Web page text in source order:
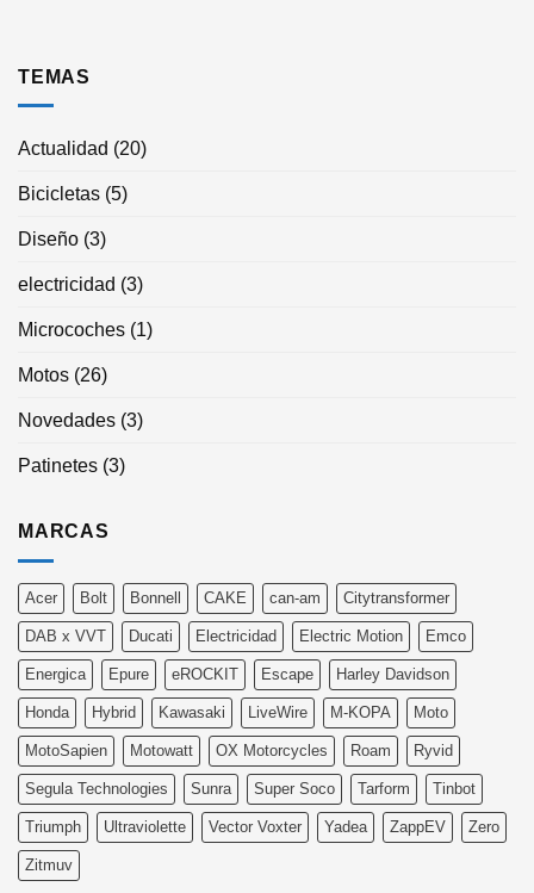
TEMAS
Actualidad (20)
Bicicletas (5)
Diseño (3)
electricidad (3)
Microcoches (1)
Motos (26)
Novedades (3)
Patinetes (3)
MARCAS
Acer Bolt Bonnell CAKE can-am Citytransformer
DAB x VVT Ducati Electricidad Electric Motion Emco
Energica Epure eROCKIT Escape Harley Davidson
Honda Hybrid Kawasaki LiveWire M-KOPA Moto
MotoSapien Motowatt OX Motorcycles Roam Ryvid
Segula Technologies Sunra Super Soco Tarform Tinbot
Triumph Ultraviolette Vector Voxter Yadea ZappEV Zero
Zitmuv